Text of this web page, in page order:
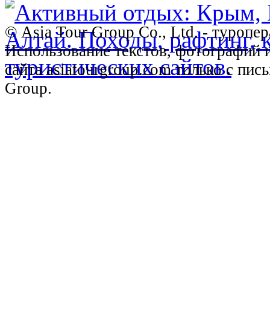
© Asia Tour Group Co., Ltd. -
Использование текстов,
сайта asiatourgroup.com только с
Group.